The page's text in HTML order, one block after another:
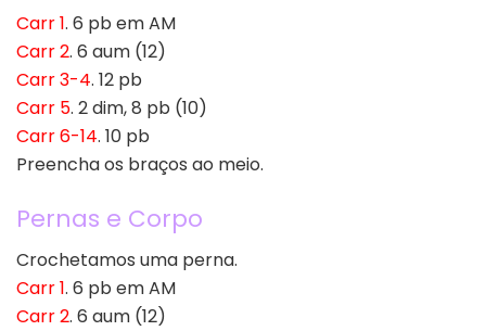
Carr 1. 6 pb em AM
Carr 2. 6 aum (12)
Carr 3-4. 12 pb
Carr 5. 2 dim, 8 pb (10)
Carr 6-14. 10 pb
Preencha os braços ao meio.
Pernas e Corpo
Crochetamos uma perna.
Carr 1. 6 pb em AM
Carr 2. 6 aum (12)